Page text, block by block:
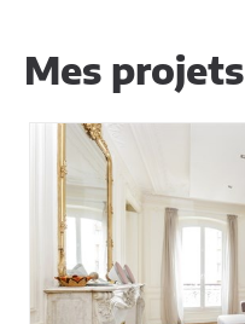
Mes projets